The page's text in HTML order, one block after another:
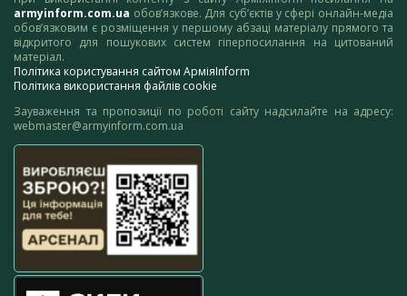
armyinform.com.ua обов’язкове. Для суб’єктів у сфері онлайн-медіа
обов’язковим є розміщення у першому абзаці матеріалу прямого та
відкритого для пошукових систем гіперпосилання на цитований
матеріал.
Політика користування сайтом АрміяInform
Політика використання файлів cookie
Зауваження та пропозиції по роботі сайту надсилайте на адресу:
webmaster@armyinform.com.ua